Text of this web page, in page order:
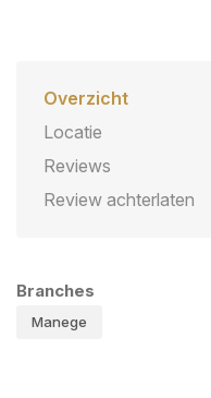
Overzicht
Locatie
Reviews
Review achterlaten
Branches
Manege